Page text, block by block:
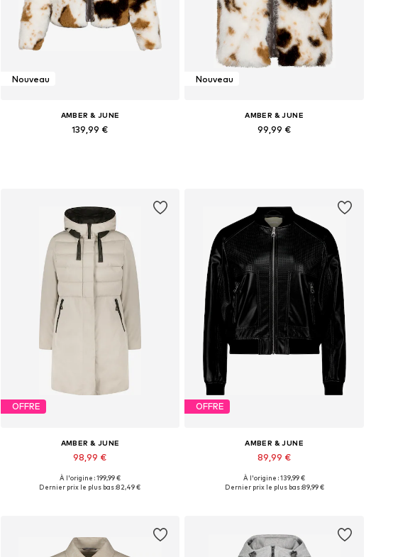
Nouveau
AMBER & JUNE
139,99 €
Nouveau
AMBER & JUNE
99,99 €
OFFRE
AMBER & JUNE
98,99 €
Disponible en plusieurs tailles
À l'origine : 199,99 €
Dernier prix le plus bas :82,49 €
OFFRE
AMBER & JUNE
89,99 €
Tailles disponibles: XS, S, M, L, XL, XXL
À l'origine : 139,99 €
Dernier prix le plus bas :89,99 €